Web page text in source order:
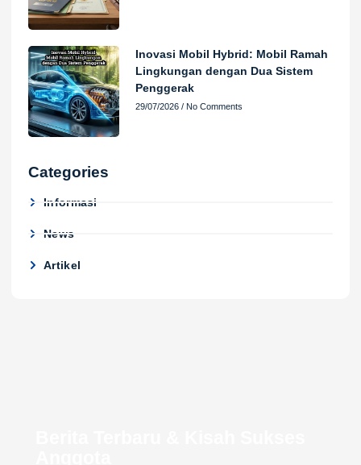
Inovasi Mobil Hybrid: Mobil Ramah
Lingkungan dengan Dua Sistem
Penggerak
29/07/2026 No Comments
Categories
Informasi
News
Artikel